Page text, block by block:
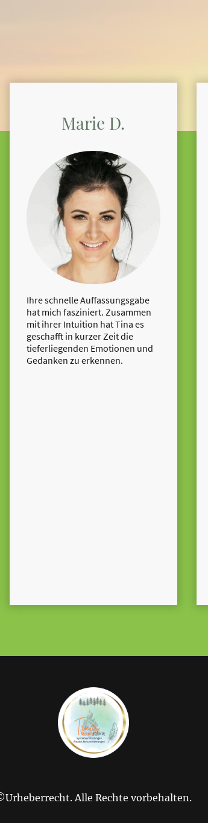
Marie D.
Ihre schnelle Auffassungsgabe
hat mich fasziniert. Zusammen
mit ihrer Intuition hat Tina es
geschafft in kurzer Zeit die
tieferliegenden Emotionen und
Gedanken zu erkennen.
Alle Rechte vorbehalten.